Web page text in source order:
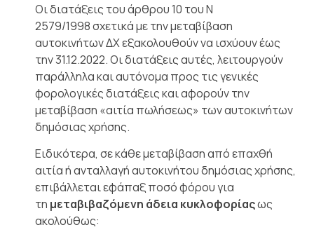
Οι διατάξεις του άρθρου 10 του Ν
2579/1998 σχετικά με την μεταβίβαση
αυτοκινήτων ΔΧ εξακολουθούν να ισχύουν έως
την 31.12.2022. Οι διατάξεις αυτές, λειτουργούν
παράλληλα και αυτόνομα προς τις γενικές
φορολογικές διατάξεις και αφορούν την
μεταβίβαση «αιτία πωλήσεως» των αυτοκινήτων
δημόσιας χρήσης.
Ειδικότερα, σε κάθε μεταβίβαση από επαχθή
αιτία ή ανταλλαγή αυτοκινήτου δημόσιας χρήσης,
επιβάλλεται εφάπαξ ποσό φόρου για
τη μεταβιβαζόμενη άδεια κυκλοφορίαςως
ακολούθως: